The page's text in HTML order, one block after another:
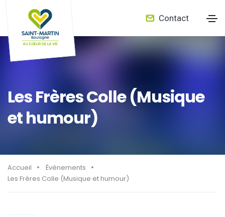
Contact
Les Frères Colle (Musique
et humour)
Accueil
Évènements
Les Frères Colle (Musique et humour)